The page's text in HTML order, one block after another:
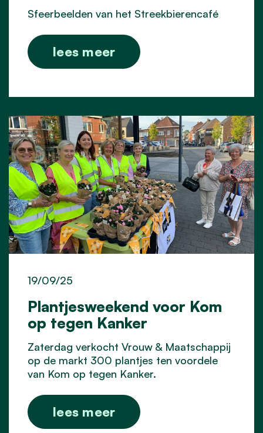
Sfeerbeelden van het Streekbierencafé
lees meer
Plantjesweekend voor Kom
op tegen Kanker
19/09/25
Zaterdag verkocht Vrouw & Maatschappij
op de markt 300 plantjes ten voordele
van Kom op tegen Kanker.
lees meer